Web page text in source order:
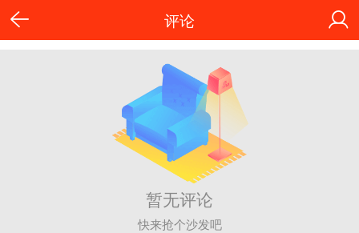
评论
暂无评论
快来抢个沙发吧